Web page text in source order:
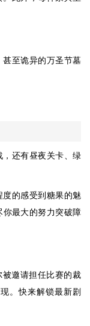
甚至诡异的万圣节墓
，还有昼夜关卡、绿
的感受到糖果的魅
你最大的努力突破障
被邀请担任比赛的裁
。快来解锁最新剧